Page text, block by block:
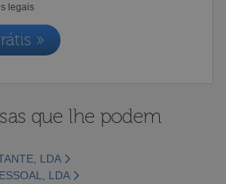
legais
»
que lhe podem
LDA
LDA